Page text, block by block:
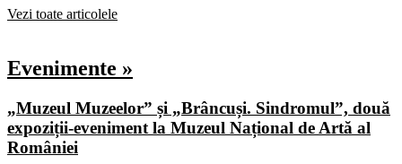
Vezi toate articolele
Evenimente »
„Muzeul Muzeelor” și „Brâncuși. Sindromul”, două
expoziții-eveniment la Muzeul Național de Artă al
României